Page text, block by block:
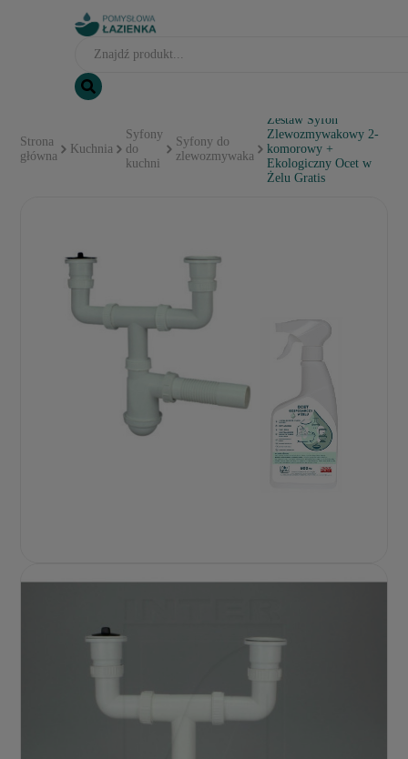
Strona
główna
Kuchnia
Syfony
do
kuchni
Syfony do
zlewozmywaka
Zestaw Syfon
Zlewozmywakowy 2-
komorowy +
Ekologiczny Ocet w
Żelu Gratis